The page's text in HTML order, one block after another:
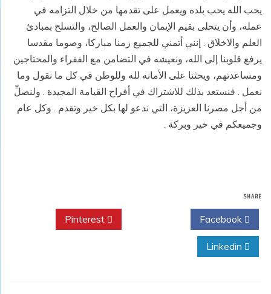
يحب الله يحب بلده ويعمل على تقدمها من خلال التزامه في
عمله، وأن يتحلى بقيم الإيمان والعمل الصالح، والتسلح بمبادئ
العلم والاخلاق . إنني أتمني للجميع زمنا مباركا، وصوما مقدسا
يرفع قلوبنا إلى الله، ونعيشه في التضامن مع الفقراء والمحتاجين
ومساعدتهم، ويحثنا على الأمانه لله وللوطن في كل ما نقول وما
نعمل . فنستعد بذلك للاشتراك في أفراح القيامة المجيدة . ولنصلِّ
من أجل مصرنا العزيزة، التي ندعو لها بكل خير وتقدم . وكل عام
وجميعكم في خير وبركة .
SHARE